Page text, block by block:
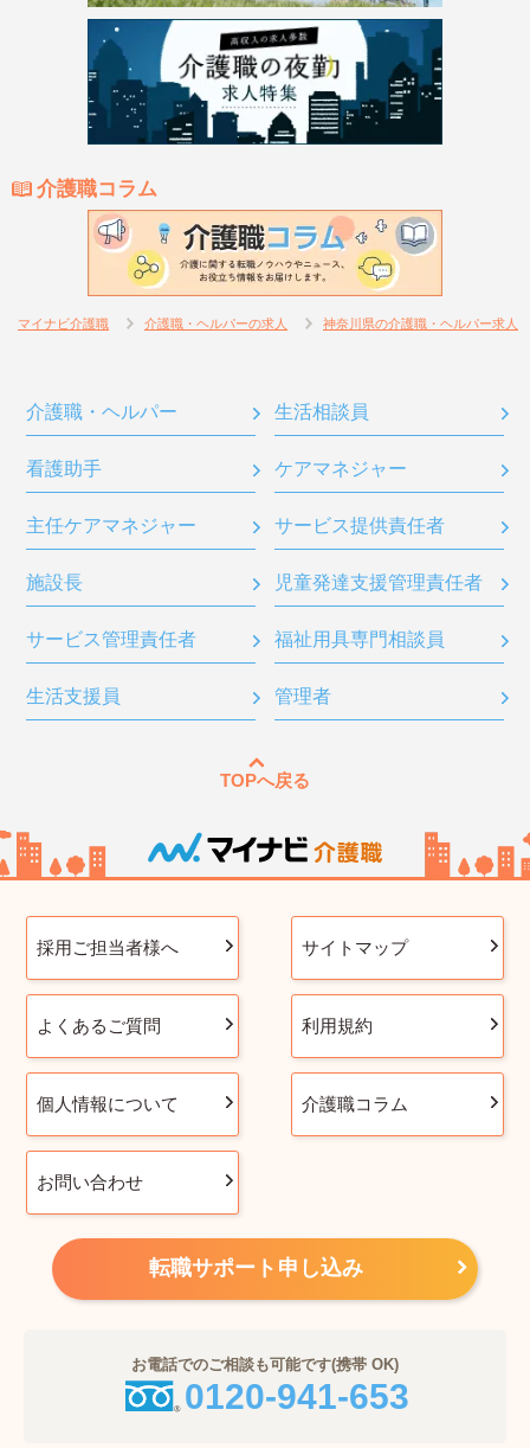
介護職コラム
マイナビ介護職 介護職・ヘルパーの求人 神奈川県の介護職・ヘルパー求人
介護職・ヘルパー 生活相談員
看護助手 ケアマネジャー
主任ケアマネジャー サービス提供責任者
施設長 児童発達支援管理責任者
サービス管理責任者 福祉用具専門相談員
生活支援員 管理者
TOPへ戻る
採用ご担当者様へ サイトマップ
よくあるご質問 利用規約
個人情報について 介護職コラム
お問い合わせ
転職サポート申し込み
お電話でのご相談も可能です(携帯 OK)
0120-941-653